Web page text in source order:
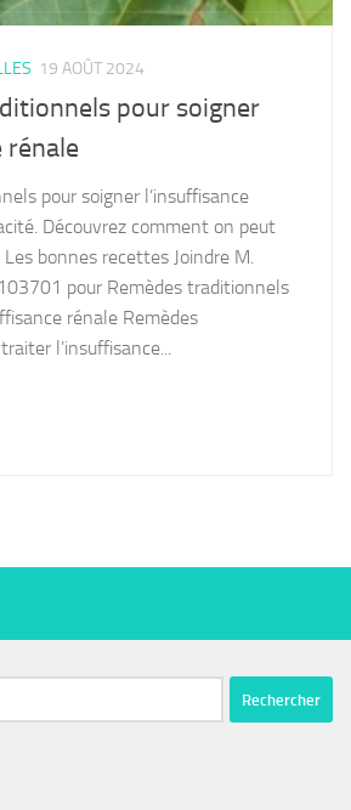
19 AOÛT 2024
pour soigner
rénale
pour soigner l’insuffisance
Découvrez comment on peut
bonnes recettes Joindre M.
pour Remèdes traditionnels
rénale Remèdes
l’insuffisance...